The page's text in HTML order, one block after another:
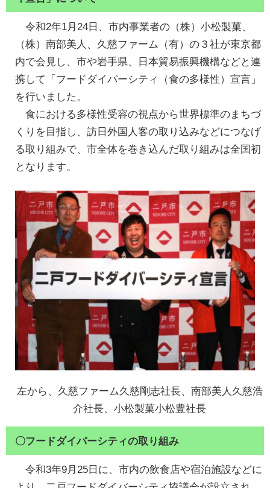
令和2年1月24日、市内事業者の（株）小松製菓、
（株）南部美人、久慈ファーム（有）の３社が東京都
内で会見し、市や岩手県、日本貿易振興機構などと連
携して「フードダイバーシティ（食の多様性）宣言」
を行いました。
食における多様性受容の視点から世界標準のまちづ
くりを目指し、訪日外国人客の取り込みなどにつなげ
る取り組みで、市全体を巻き込んだ取り組みは全国初
となります。
左から、久慈ファーム久慈剛志社長、南部美人久慈浩
介社長、小松製菓小松豊社長
〇フードダイバーシティの取り組み
令和3年9月25日に、市内の飲食店や宿泊施設などに